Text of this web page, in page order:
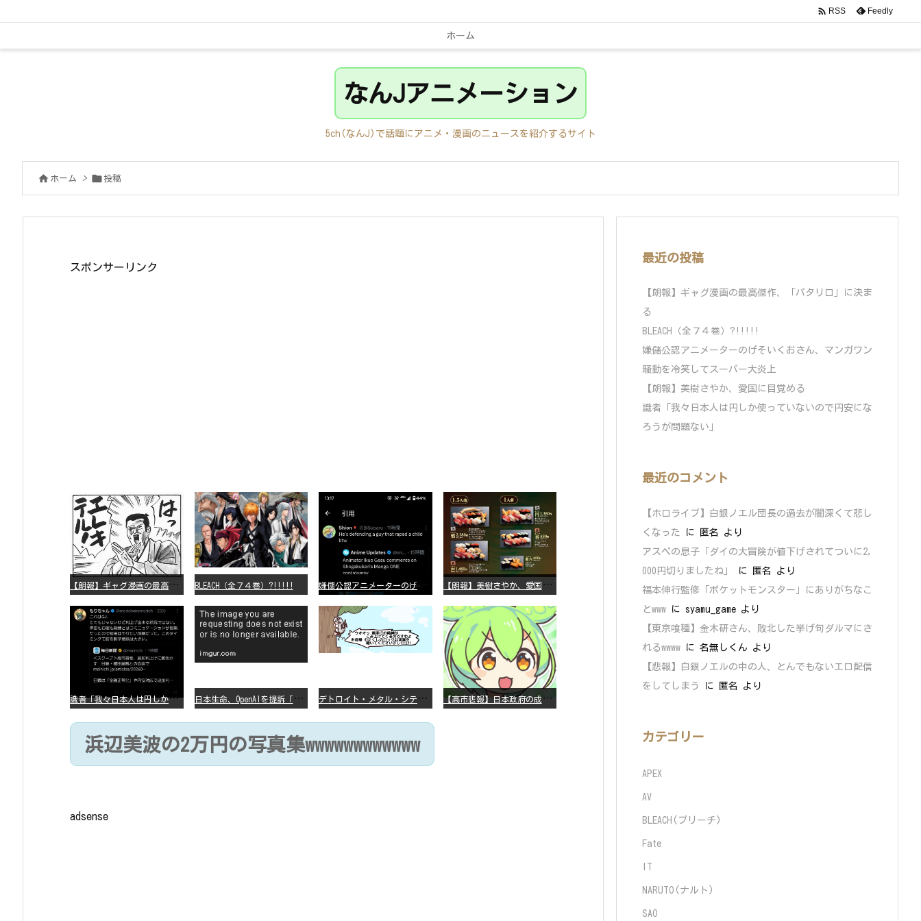
ホーム
 RSS Feedly
なんJアニメーション
5ch(なんJ)で話題にアニメ・漫画のニュースを紹介するサイト
 ホーム >  投稿
スポンサーリンク
【
朗報】ギャグ漫画の最高傑作、「パタリロ」に決まる BLEACH（全７４巻）?!!!!! 嫌
儲公認アニメーターのげそいくおさん、マンガワン騒動を冷笑してスーパー大炎上 【
朗報】美樹さやか、愛国に目覚める
識
者「我々日本人は円しか使っていないので円安になろうが問題ない」 日
本生命、OpenAIを提訴「ChatGPTが非弁行為」 デ
トロイト・メタル・シティー ⇐これ、いまアニメ化したら、えらいことになってたよな？ 【
高市悲報】日本政府の成長戦略に「暗号資産」が消えるいったいなぜ…？
浜辺美波の2万円の写真集wwwwwwwwwwww
adsense
最近の投稿
【朗報】ギャグ漫画の最高傑作、「パタリロ」に決ま
る
BLEACH（全７４巻）?!!!!!
嫌儲公認アニメーターのげそいくおさん、マンガワン
騒動を冷笑してスーパー大炎上
【朗報】美樹さやか、愛国に目覚める
識者「我々日本人は円しか使っていないので円安にな
ろうが問題ない」
最近のコメント
【ホロライブ】白銀ノエル団長の過去が闇深くて悲し
くなった
に 匿名
より
アスペの息子「ダイの大冒険が値下げされてついに2,
000円切りましたね」
に 匿名
より
福本伸行監修「ポケットモンスター」にありがちなこ
とwww に syamu_game より
【東京喰種】金木研さん、敗北した挙げ句ダルマにさ
れるwwww に 名無しくん より
【悲報】白銀ノエルの中の人、とんでもないエロ配信
をしてしまう
に 匿名 より
カテゴリー
APEX
AV
BLEACH(ブリーチ)
Fate
NARUTO(ナルト)
SAO